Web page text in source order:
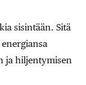
sisintään. Sitä
ja hiljentymisen